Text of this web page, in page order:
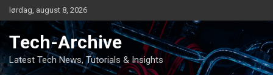
Skip
to
lørdag, august 8, 2026
Tech-Archive
Latest Tech News, Tutorials & Insights